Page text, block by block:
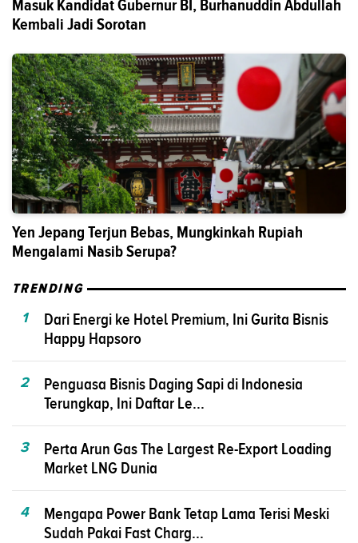
Masuk Kandidat Gubernur BI, Burhanuddin Abdullah
Kembali Jadi Sorotan
Yen Jepang Terjun Bebas, Mungkinkah Rupiah
Mengalami Nasib Serupa?
TRENDING
1
Dari Energi ke Hotel Premium, Ini Gurita Bisnis
Happy Hapsoro
2
Penguasa Bisnis Daging Sapi di Indonesia
Terungkap, Ini Daftar Le...
3
Perta Arun Gas The Largest Re-Export Loading
Market LNG Dunia
4
Mengapa Power Bank Tetap Lama Terisi Meski
Sudah Pakai Fast Charg...